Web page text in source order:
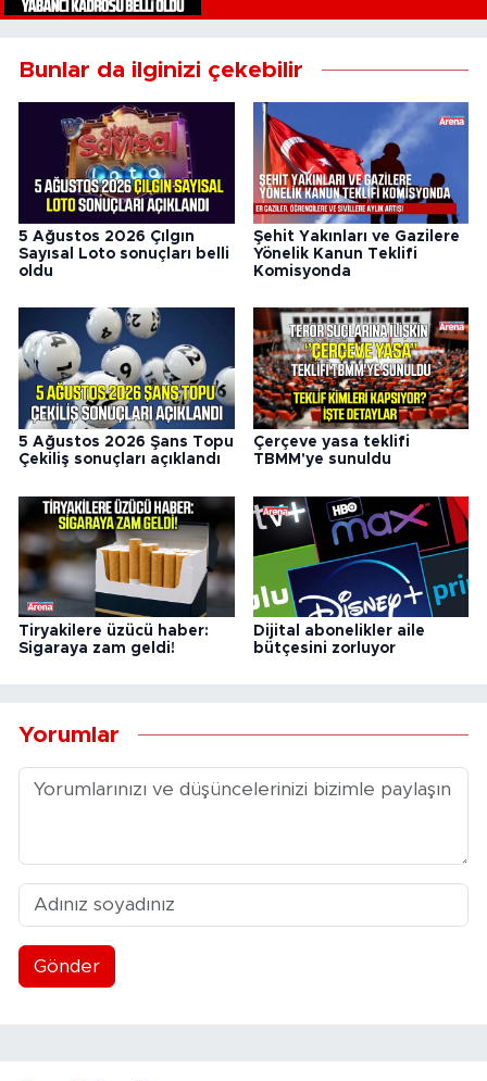
Bunlar da ilginizi çekebilir
5 Ağustos 2026 Çılgın
Sayısal Loto sonuçları belli
oldu
Şehit Yakınları ve Gazilere
Yönelik Kanun Teklifi
Komisyonda
5 Ağustos 2026 Şans Topu
Çekiliş sonuçları açıklandı
Çerçeve yasa teklifi
TBMM'ye sunuldu
Tiryakilere üzücü haber:
Sigaraya zam geldi!
Dijital abonelikler aile
bütçesini zorluyor
Yorumlar
Gönder